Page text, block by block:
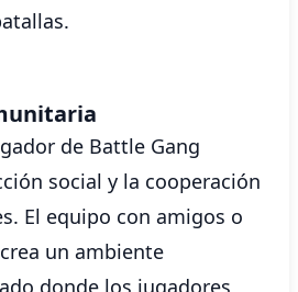
de Battle Gang
social y la cooperación
El equipo con amigos o
un ambiente
donde los jugadores